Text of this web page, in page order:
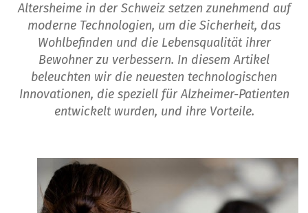
Altersheime in der Schweiz setzen zunehmend auf
moderne Technologien, um die Sicherheit, das
Wohlbefinden und die Lebensqualität ihrer
Bewohner zu verbessern. In diesem Artikel
beleuchten wir die neuesten technologischen
Innovationen, die speziell für Alzheimer-Patienten
entwickelt wurden, und ihre Vorteile.